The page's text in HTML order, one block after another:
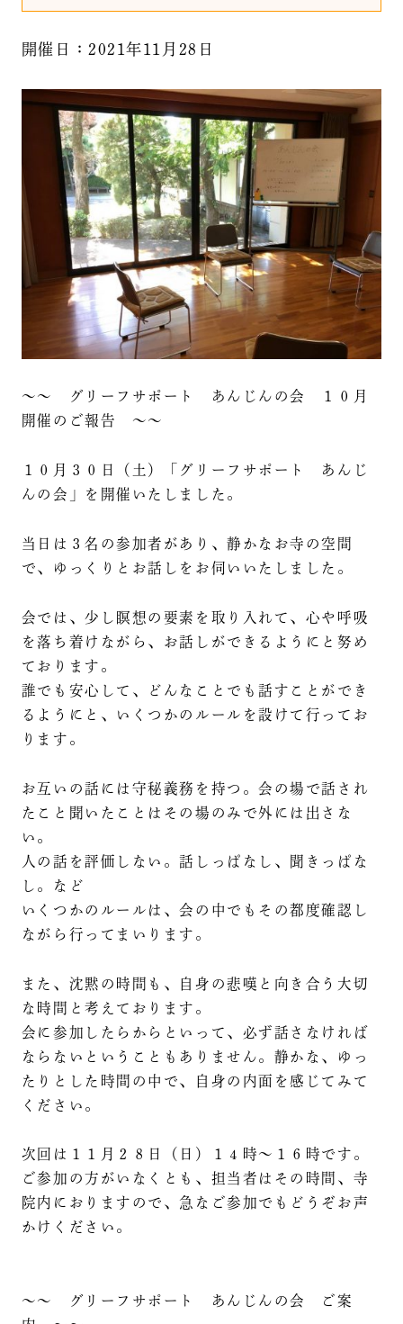
開催日：2021年11月28日
～～ グリーフサポート あんじんの会 １０月
開催のご報告 ～～
１０月３０日（土）「グリーフサポート あんじ
んの会」を開催いたしました。
当日は３名の参加者があり、静かなお寺の空間
で、ゆっくりとお話しをお伺いいたしました。
会では、少し瞑想の要素を取り入れて、心や呼吸
を落ち着けながら、お話しができるようにと努め
ております。
誰でも安心して、どんなことでも話すことができ
るようにと、いくつかのルールを設けて行ってお
ります。
お互いの話には守秘義務を持つ。会の場で話され
たこと聞いたことはその場のみで外には出さな
い。
人の話を評価しない。話しっぱなし、聞きっぱな
し。など
いくつかのルールは、会の中でもその都度確認し
ながら行ってまいります。
また、沈黙の時間も、自身の悲嘆と向き合う大切
な時間と考えております。
会に参加したらからといって、必ず話さなければ
ならないということもありません。静かな、ゆっ
たりとした時間の中で、自身の内面を感じてみて
ください。
次回は１１月２８日（日）１４時～１６時です。
ご参加の方がいなくとも、担当者はその時間、寺
院内におりますので、急なご参加でもどうぞお声
かけください。
～～ グリーフサポート あんじんの会 ご案